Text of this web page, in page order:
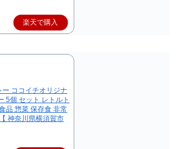
楽天で購入
ー ココイチオリジナ
5個 セット レトルト
品 惣菜 保存食 非常
神奈川県横須賀市